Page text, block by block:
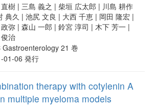
樹 | 三島 義之 | 柴垣 広太郎 | 川島 耕作
典久 | 池尻 文良 | 大西 千恵 | 岡田 隆宏 |
弥 | 森山 一郎 | 鈴宮 淳司 | 木下 芳一 |
治
Gastroenterology 21 巻
01-06 発行
therapy with cotylenin A
multiple myeloma models